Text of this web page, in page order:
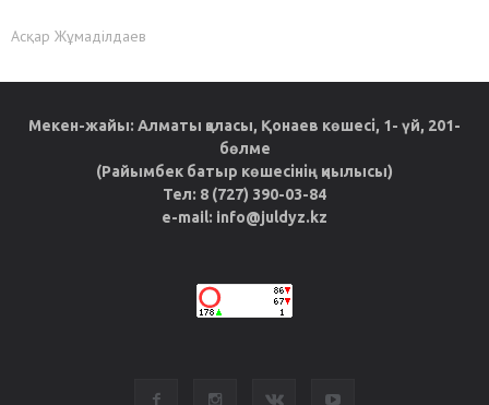
Асқар Жұмаділдаев
Мекен-жайы: Алматы қаласы, Қонаев көшесі, 1- үй, 201-
бөлме
(Райымбек батыр көшесінің қиылысы)
Тел: 8 (727) 390-03-84
e-mail: info@juldyz.kz